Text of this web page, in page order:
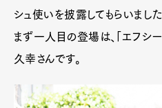
シュ使いを披露してもらいました
まず一人目の登場は、「エフシ
久幸さんです。